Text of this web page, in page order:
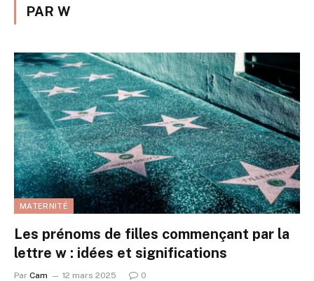
PAR W
MATERNITÉ
Les prénoms de filles commençant par la
lettre w : idées et significations
Par Cam 12 mars 2025 0